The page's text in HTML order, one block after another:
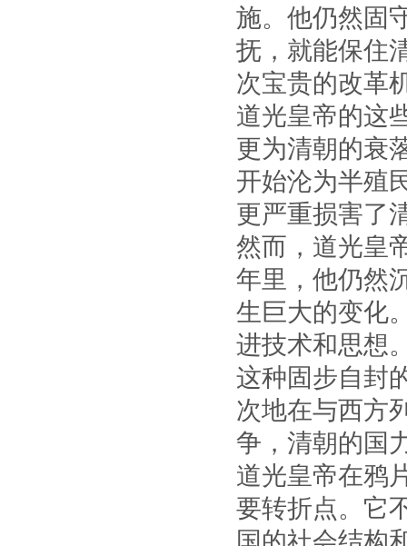
施。他仍然固
抚，就能保住
次宝贵的改革
道光皇帝的这
更为清朝的衰
开始沦为半殖
更严重损害了
然而，道光皇
年里，他仍然
生巨大的变化
进技术和思想
这种固步自封
次地在与西方
争，清朝的国
道光皇帝在鸦
要转折点。它